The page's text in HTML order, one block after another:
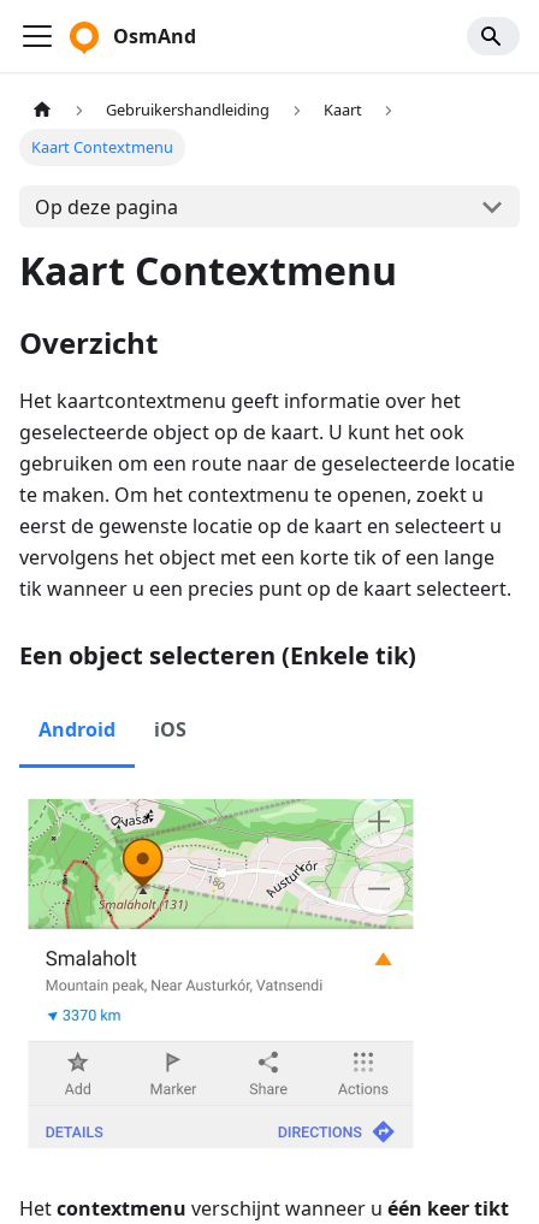
OsmAnd
Gebruikershandleiding
Kaart
Kaart Contextmenu
Op deze pagina
Kaart Contextmenu
Overzicht
Het kaartcontextmenu geeft informatie over het
geselecteerde object op de kaart. U kunt het ook
gebruiken om een route naar de geselecteerde locatie
te maken. Om het contextmenu te openen, zoekt u
eerst de gewenste locatie op de kaart en selecteert u
vervolgens het object met een korte tik of een lange
tik wanneer u een precies punt op de kaart selecteert.
Een object selecteren (Enkele tik)
Android iOS
Hetcontextmenu verschijnt wanneer u één keer tikt